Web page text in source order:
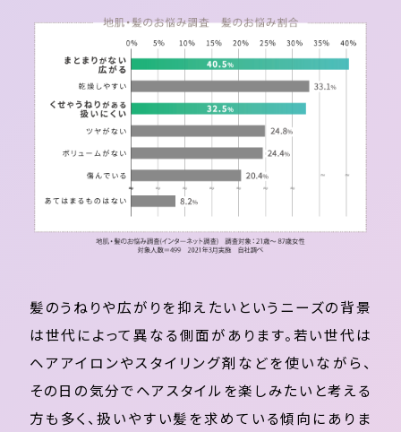
髪のうねりや広がりを抑えたいというニーズの背景
は世代によって異なる側面があります。若い世代は
ヘアアイロンやスタイリング剤などを使いながら、
その日の気分でヘアスタイルを楽しみたいと考える
方も多く、扱いやすい髪を求めている傾向にありま